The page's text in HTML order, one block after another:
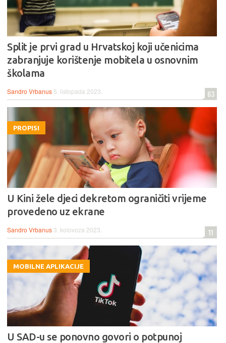
Split je prvi grad u Hrvatskoj koji učenicima
zabranjuje korištenje mobitela u osnovnim
školama
Sandro Vrbanus 5. listopada 2023. 63
PROPISI
U Kini žele djeci dekretom ograničiti vrijeme
provedeno uz ekrane
Sandro Vrbanus 3. kolovoza 2023. 11
MOBILNE APLIKACIJE
U SAD-u se ponovno govori o potpunoj